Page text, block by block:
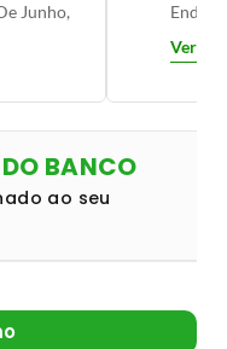
Junho,
Ver
BANCO
ao seu